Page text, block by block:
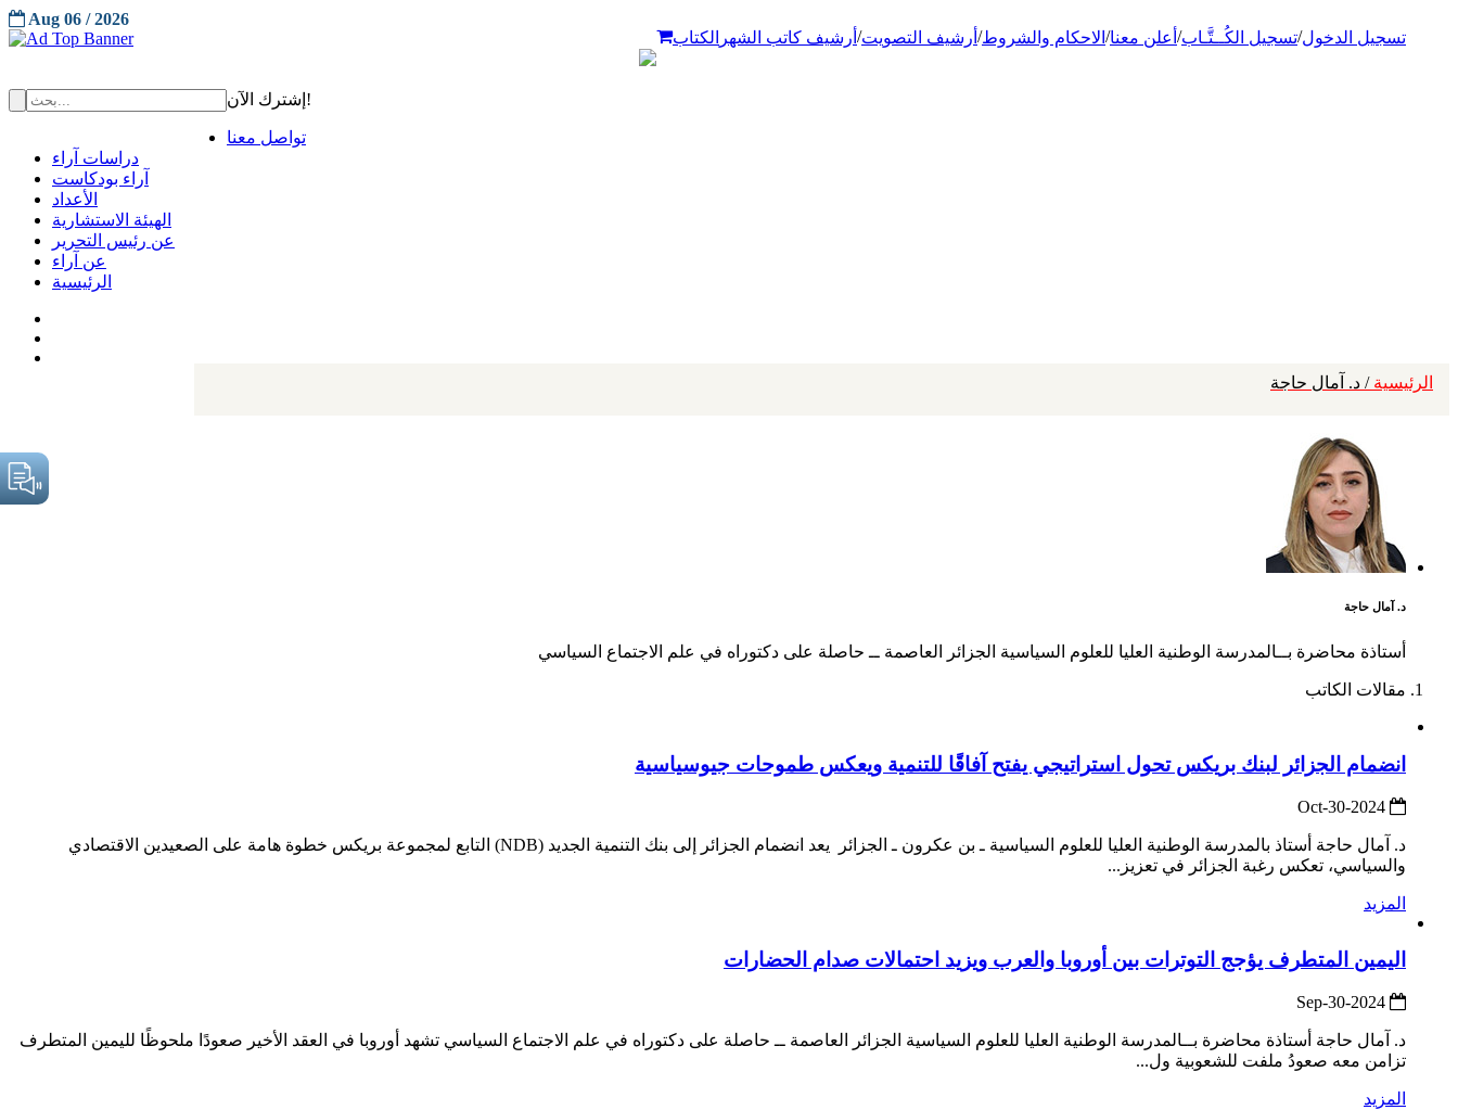
تسجيل الدخول/تسجيل الكُــتَّـاب/ أعلن معنا/ الاحكام والشروط/ أرشيف التصويت/ أرشيف كاتب الشهر الكتاب
Aug 06 / 2026
إشترك الآن!
تواصل معنا
دراسات آراء
آراء بودكاست
الأعداد
الهيئة الاستشارية
عن رئيس التحرير
عن آراء
الرئيسية
الرئيسية / د. آمال حاجة
د. آمال حاجة
أستاذة محاضرة بــالمدرسة الوطنية العليا للعلوم السياسية الجزائر العاصمة ــ حاصلة على دكتوراه في علم الاجتماع السياسي
مقالات الكاتب
انضمام الجزائر لبنك بريكس تحول استراتيجي يفتح آفاقًا للتنمية ويعكس طموحات جيوسياسية
د. آمال حاجة أستاذ بالمدرسة الوطنية العليا للعلوم السياسية ـ بن عكرون ـ الجزائر يعد انضمام الجزائر إلى بنك التنمية الجديد (NDB) التابع لمجموعة بريكس خطوة هامة على الصعيدين الاقتصادي
والسياسي، تعكس رغبة الجزائر في تعزيز...
المزيد
اليمين المتطرف يؤجج التوترات بين أوروبا والعرب ويزيد احتمالات صدام الحضارات
د. آمال حاجة أستاذة محاضرة بــالمدرسة الوطنية العليا للعلوم السياسية الجزائر العاصمة ــ حاصلة على دكتوراه في علم الاجتماع السياسي تشهد أوروبا في العقد الأخير صعودًا ملحوظًا لليمين المتطرف
تزامن معه صعودُ ملفت للشعوبية ول...
المزيد